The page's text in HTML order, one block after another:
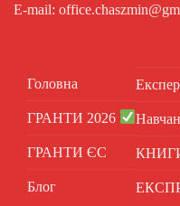
E-mail:
Головна
ГРАНТИ 2026
ГРАНТИ ЄС
Блог